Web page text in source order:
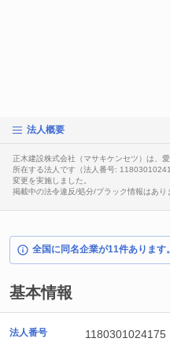
法人概要
正木建設株式会社（マサキケンセツ）は、
所在する法人です（法人番号:
変更を実施しました。
掲載中の法令違反/処分/ブラック情報はあり
全国に同名企業が11件あります。
基本情報
法人番号 1180301024175